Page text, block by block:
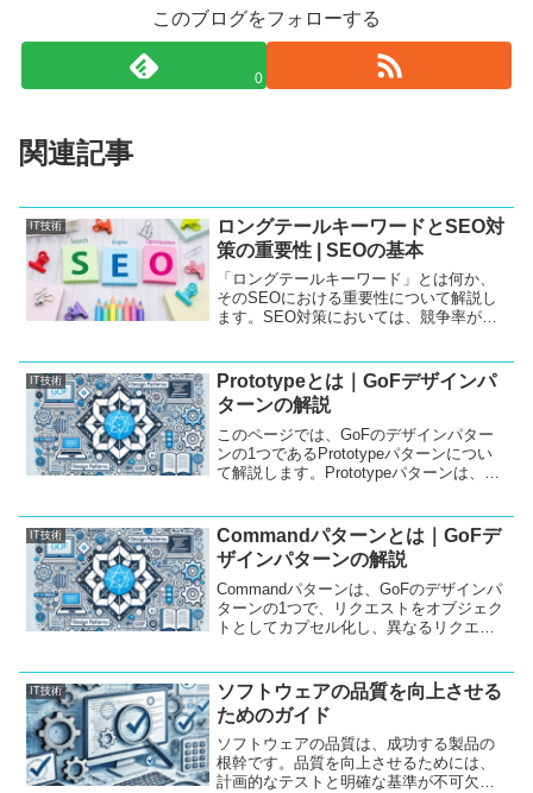
このブログをフォローする
0
関連記事
IT技術
ロングテールキーワードとSEO対
策の重要性 | SEOの基本
「ロングテールキーワード」とは何か、
そのSEOにおける重要性について解説し
ます。SEO対策においては、競争率が高
キーワードを活用することが効果的で
す。ロングテールキーワードを正しく理
解し、適切に活用することで、より多く
のアクセスを得ることが可能となりま
す。
IT技術
Prototypeとは｜GoFデザインパ
ターンの解説
このページでは、GoFのデザインパター
ンの1つであるPrototypeパターンについ
て解説します。Prototypeパターンは、オ
て、使い方や具体的なメリットを詳しく
説明します。
IT技術
Commandパターンとは｜GoFデ
ザインパターンの解説
Commandパターンは、GoFのデザインパ
ターンの1つで、リクエストをオブジェク
トとしてカプセル化し、異なるリクエス
Commandパターンの概念とその使い方、
そしてJavaを使った実装例を紹介しま
す。また、他の言語での利用方法にも触
れ、応用の幅を広げる内容となっていま
す。
IT技術
ソフトウェアの品質を向上させる
ためのガイド
ソフトウェアの品質は、成功する製品の
根幹です。品質を向上させるためには、
計画的なテストと明確な基準が不可欠で